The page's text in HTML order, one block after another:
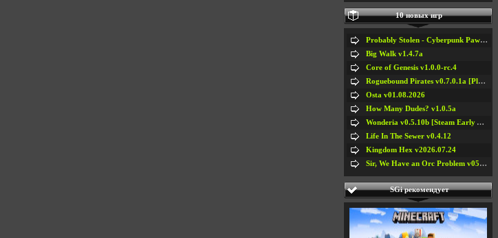
10 новых игр
Probably Stolen - Cyberpunk Pawnshop Simulator v048c [Playtest]
Big Walk v1.4.7a
Core of Genesis v1.0.0-rc.4
Roguebound Pirates v0.7.0.1a [Playtest]
Osta v01.08.2026
How Many Dudes? v1.0.5a
Wonderia v0.5.10b [Steam Early Access]
Life In The Sewer v0.4.12
Kingdom Hex v2026.07.24
Sir, We Have an Orc Problem v05.08.2026
SGi рекомендует